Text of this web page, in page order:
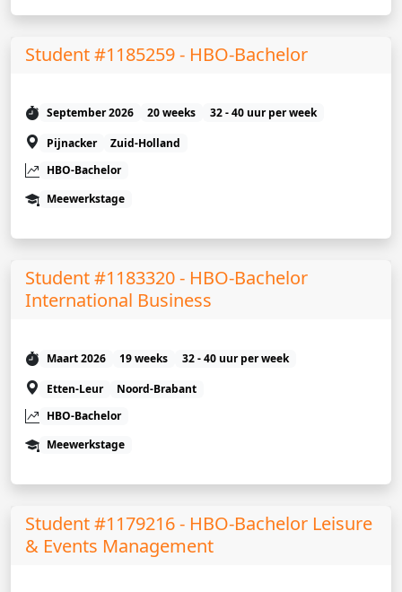
Student #1185259 - HBO-Bachelor
September 2026 20 weeks
32 - 40 uur per week
Pijnacker
Zuid-Holland
HBO-Bachelor
Meewerkstage
Student #1183320 - HBO-Bachelor
International Business
Maart 2026 19 weeks
32 - 40 uur per week
Etten-Leur
Noord-Brabant
HBO-Bachelor
Meewerkstage
Student #1179216 - HBO-Bachelor Leisure
& Events Management